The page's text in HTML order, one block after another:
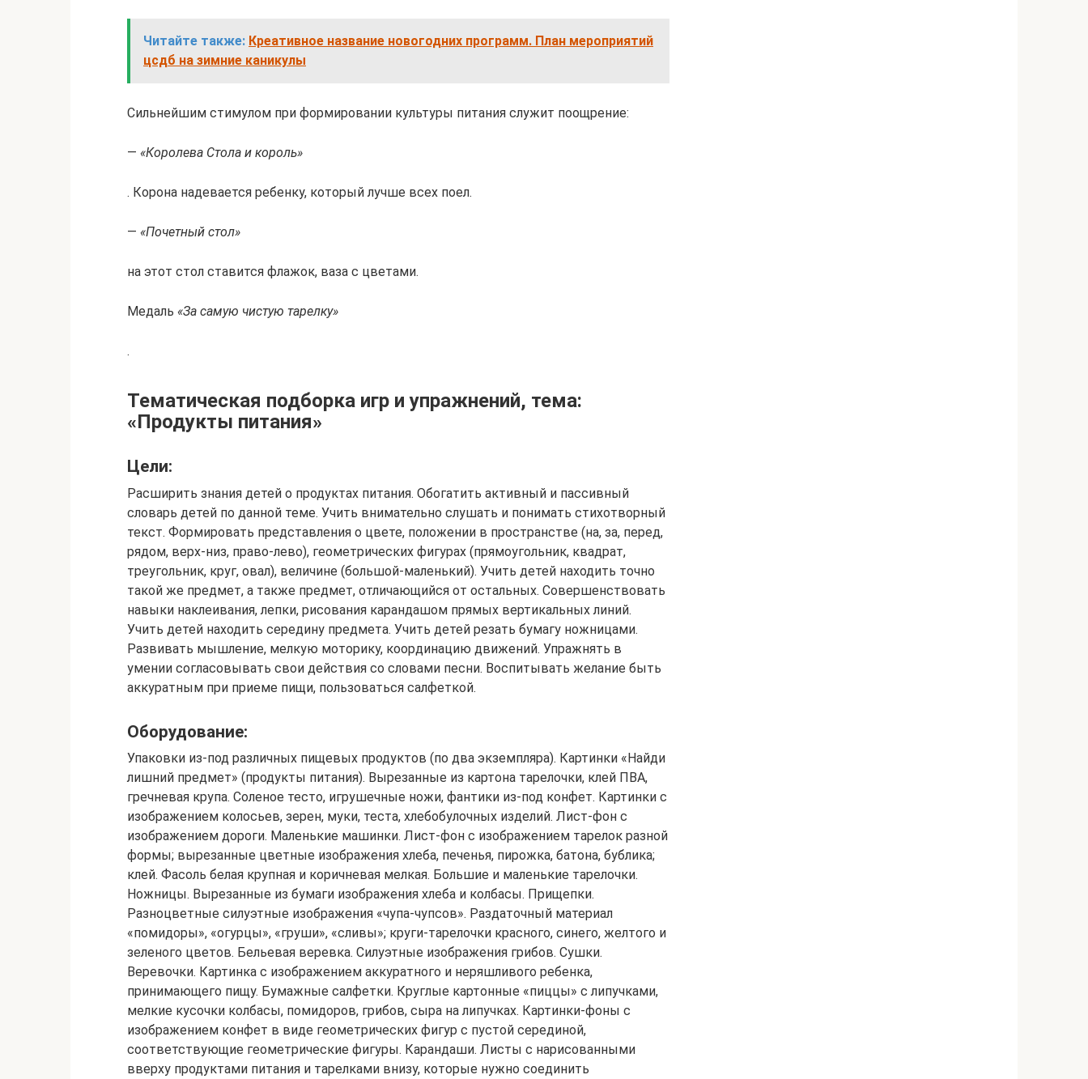
Читайте также: Креативное название новогодних программ. План мероприятий
цсдб на зимние каникулы
Сильнейшим стимулом при формировании культуры питания служит поощрение:
— «Королева Стола и король»
. Корона надевается ребенку, который лучше всех поел.
— «Почетный стол»
на этот стол ставится флажок, ваза с цветами.
Медаль «За самую чистую тарелку»
.
Тематическая подборка игр и упражнений, тема:
«Продукты питания»
Цели:
Расширить знания детей о продуктах питания. Обогатить активный и пассивный
словарь детей по данной теме. Учить внимательно слушать и понимать стихотворный
текст. Формировать представления о цвете, положении в пространстве (на, за, перед,
рядом, верх-низ, право-лево), геометрических фигурах (прямоугольник, квадрат,
треугольник, круг, овал), величине (большой-маленький). Учить детей находить точно
такой же предмет, а также предмет, отличающийся от остальных. Совершенствовать
навыки наклеивания, лепки, рисования карандашом прямых вертикальных линий.
Учить детей находить середину предмета. Учить детей резать бумагу ножницами.
Развивать мышление, мелкую моторику, координацию движений. Упражнять в
умении согласовывать свои действия со словами песни. Воспитывать желание быть
аккуратным при приеме пищи, пользоваться салфеткой.
Оборудование:
Упаковки из-под различных пищевых продуктов (по два экземпляра). Картинки «Найди
лишний предмет» (продукты питания). Вырезанные из картона тарелочки, клей ПВА,
гречневая крупа. Соленое тесто, игрушечные ножи, фантики из-под конфет. Картинки с
изображением колосьев, зерен, муки, теста, хлебобулочных изделий. Лист-фон с
изображением дороги. Маленькие машинки. Лист-фон с изображением тарелок разной
формы; вырезанные цветные изображения хлеба, печенья, пирожка, батона, бублика;
клей. Фасоль белая крупная и коричневая мелкая. Большие и маленькие тарелочки.
Ножницы. Вырезанные из бумаги изображения хлеба и колбасы. Прищепки.
Разноцветные силуэтные изображения «чупа-чупсов». Раздаточный материал
«помидоры», «огурцы», «груши», «сливы»; круги-тарелочки красного, синего, желтого и
зеленого цветов. Бельевая веревка. Силуэтные изображения грибов. Сушки.
Веревочки. Картинка с изображением аккуратного и неряшливого ребенка,
принимающего пищу. Бумажные салфетки. Круглые картонные «пиццы» с липучками,
мелкие кусочки колбасы, помидоров, грибов, сыра на липучках. Картинки-фоны с
изображением конфет в виде геометрических фигур с пустой серединой,
соответствующие геометрические фигуры. Карандаши. Листы с нарисованными
вверху продуктами питания и тарелками внизу, которые нужно соединить